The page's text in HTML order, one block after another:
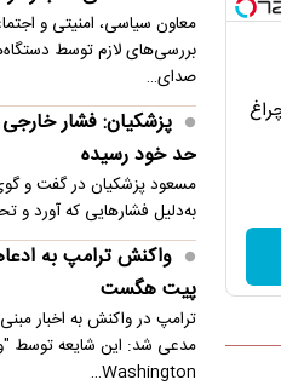
سنتکام: به محاصره
مصر خواستار تدوین
امنیت منطقه شد
انفجار در حومه
گذاشت
معاون سیاسی، امنیتی و
بررسی‌های لازم توسط
صدای…
پزشکیان: فشار
حد خود رسیده
مسعود پزشکیان در گفت و
به‌دلیل فشارهایی که آورد و
واکنش ترامپ به
پیت هگست
ترامپ در واکنش به اخبار
Washington…